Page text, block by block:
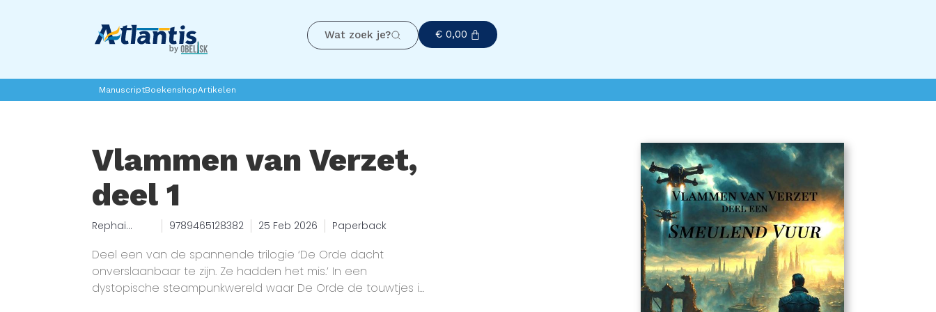
Wat zoek je? €0,00
ManuscriptBoekenshopArtikelen
Vlammen van Verzet,
deel 1
Rephai
9789465128382 25 Feb 2026 Paperback
Deel een van de spannende trilogie ‘De Orde dacht
onverslaanbaar te zijn. Ze hadden het mis.’ In een
dystopische steampunkwereld waar De Orde de touwtjes in